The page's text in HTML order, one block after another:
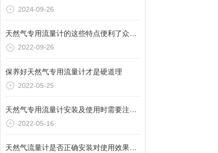
2024-09-26
天然气专用流量计的这些特点便利了众多行业
2022-09-26
保养好天然气专用流量计才是硬道理
2022-05-25
天然气专用流量计安装及使用时需要注意哪些要点？
2022-05-16
天然气流量计是否正确安装对使用效果影响也很大